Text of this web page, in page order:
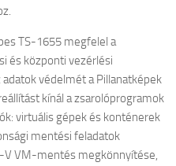
TS-1655 megfelel a
és központi vezérlési
védelmét a Pillanatképek
kínál a zsarolóprogramok
virtuális gépek és konténerek
mentési feladatok
VM-mentés megkönnyítése,